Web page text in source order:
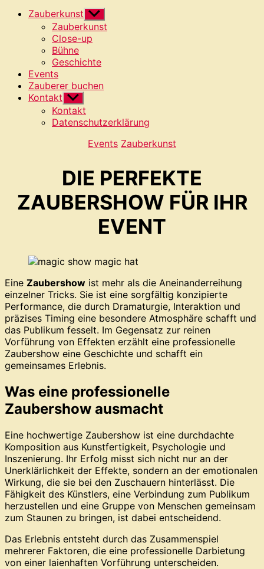
Zauberkunst Untermenü
anzeigen
Zauberkunst
Close-up
Bühne
Geschichte
Events
Zauberer buchen
Kontakt Untermenü
anzeigen
Kontakt
Datenschutzerklärung
Kategorien
Events Zauberkunst
DIE PERFEKTE
ZAUBERSHOW FÜR IHR
EVENT
Eine Zaubershow ist mehr als die Aneinanderreihung
einzelner Tricks. Sie ist eine sorgfältig konzipierte
Performance, die durch Dramaturgie, Interaktion und
präzises Timing eine besondere Atmosphäre schafft und
das Publikum fesselt. Im Gegensatz zur reinen
Vorführung von Effekten erzählt eine professionelle
Zaubershow eine Geschichte und schafft ein
gemeinsames Erlebnis.
Was eine professionelle
Zaubershow ausmacht
Eine hochwertige Zaubershow ist eine durchdachte
Komposition aus Kunstfertigkeit, Psychologie und
Inszenierung. Ihr Erfolg misst sich nicht nur an der
Unerklärlichkeit der Effekte, sondern an der emotionalen
Wirkung, die sie bei den Zuschauern hinterlässt. Die
Fähigkeit des Künstlers, eine Verbindung zum Publikum
herzustellen und eine Gruppe von Menschen gemeinsam
zum Staunen zu bringen, ist dabei entscheidend.
Das Erlebnis entsteht durch das Zusammenspiel
mehrerer Faktoren, die eine professionelle Darbietung
von einer laienhaften Vorführung unterscheiden.